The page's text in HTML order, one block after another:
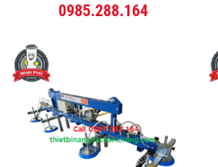
0985.288.164